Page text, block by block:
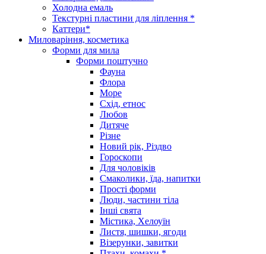
Холодна емаль
Текстурні пластини для ліплення *
Каттери*
Миловаріння, косметика
Форми для мила
Форми поштучно
Фауна
Флора
Море
Схід, етнос
Любов
Дитяче
Різне
Новий рік, Різдво
Гороскопи
Для чоловіків
Смаколики, їда, напитки
Прості форми
Люди, частини тіла
Інші свята
Містика, Хелоуїн
Листя, шишки, ягоди
Візерунки, завитки